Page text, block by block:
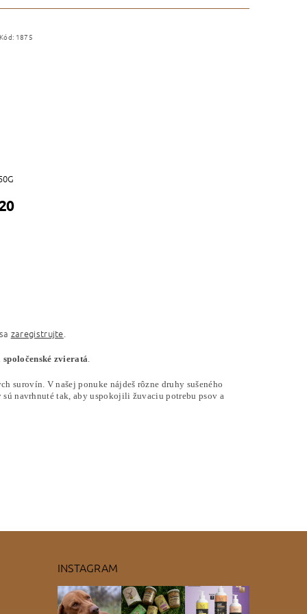
Kód: 1875
zaregistrujte.
zvieratá.
surovín. V našej ponuke nájdeš rôzne druhy sušeného
sú navrhnuté tak, aby uspokojili žuvaciu potrebu psov a
INSTAGRAM